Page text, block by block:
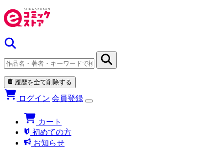
履歴を全て削除する
ログイン 会員登録
カート
初めての方
お知らせ